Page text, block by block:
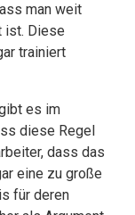
man weit
ist. Diese
trainiert
es im
diese Regel
dass das
eine zu große
für deren